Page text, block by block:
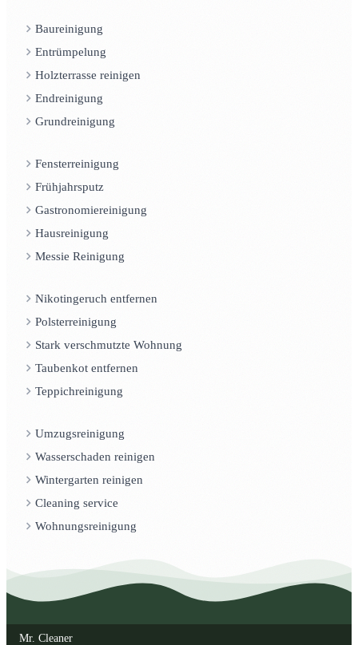
Baureinigung
Entrümpelung
Holzterrasse reinigen
Endreinigung
Grundreinigung
Fensterreinigung
Frühjahrsputz
Gastronomiereinigung
Hausreinigung
Messie Reinigung
Nikotingeruch entfernen
Polsterreinigung
Stark verschmutzte Wohnung
Taubenkot entfernen
Teppichreinigung
Umzugsreinigung
Wasserschaden reinigen
Wintergarten reinigen
Cleaning service
Wohnungsreinigung
Mr. Cleaner